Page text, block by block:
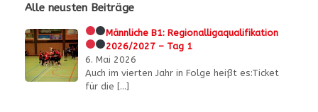
Alle neusten Beiträge
Männliche B1:Regionalligaqualifikation
2026/2027 – Tag 1
6. Mai 2026
Auch im vierten Jahr in Folge heißt es:Ticket
für die […]